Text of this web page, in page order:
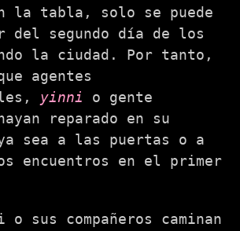
la tabla, solo se puede
segundo día de los
la ciudad. Por tanto,
agentes
yinni o gente
reparado en su
sea a las puertas o a
encuentros en el primer
o sus compañeros caminan